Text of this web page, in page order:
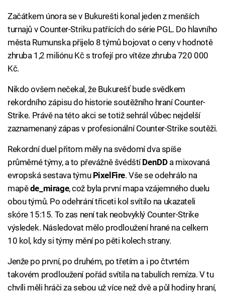
Začátkem února se v Bukurešti konal jeden z menších
turnajů v Counter-Striku patřících do série PGL. Do hlavního
města Rumunska přijelo 8 týmů bojovat o ceny v hodnotě
zhruba 1,2 miliónu Kč s trofejí pro vítěze zhruba 720 000
Kč.
Nikdo ovšem nečekal, že Bukurešť bude svědkem
rekordního zápisu do historie soutěžního hraní Counter-
Strike. Právě na této akci se totiž sehrál vůbec nejdelší
zaznamenaný zápas v profesionální Counter-Strike soutěži.
Rekordní duel přitom měly na svědomí dva spíše
průměrné týmy, a to převážně švédštíDenDDa mixovaná
evropská sestava týmu PixelFire. Vše se odehrálo na
mapěde_mirage, což byla první mapa vzájemného duelu
obou týmů. Po odehrání třiceti kol svítilo na ukazateli
skóre 15:15. To zas není tak neobvyklý Counter-Strike
výsledek. Následovat mělo prodloužení hrané na celkem
10 kol, kdy si týmy mění po pěti kolech strany.
Jenže po první, po druhém, po třetím a i po čtvrtém
takovém prodloužení pořád svítila na tabulích remíza. V tu
chvíli měli hráči za sebou už více než dvě a půl hodiny hraní,